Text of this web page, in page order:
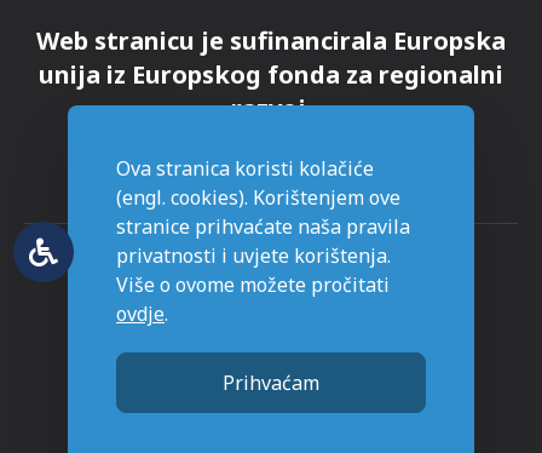
Web stranicu je sufinancirala Europska
unija iz Europskog fonda za regionalni
razvoj.
Stranice napravljene sa
Ova stranica koristi kolačiće
(engl. cookies). Korištenjem ove
stranice prihvaćate naša pravila
privatnosti i uvjete korištenja.
Više o ovome možete pročitati
ovdje.
Prihvaćam